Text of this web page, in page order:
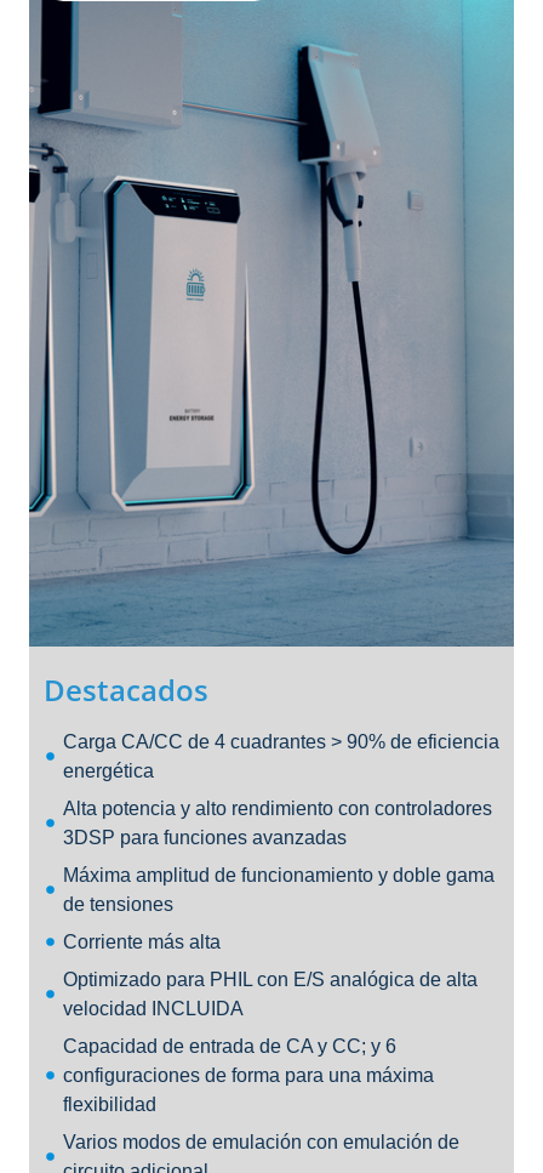
Destacados
Carga CA/CC de 4 cuadrantes > 90% de eficiencia
energética
Alta potencia y alto rendimiento con controladores
3DSP para funciones avanzadas
Máxima amplitud de funcionamiento y doble gama
de tensiones
Corriente más alta
Optimizado para PHIL con E/S analógica de alta
velocidad INCLUIDA
Capacidad de entrada de CA y CC; y 6
configuraciones de forma para una máxima
flexibilidad
Varios modos de emulación con emulación de